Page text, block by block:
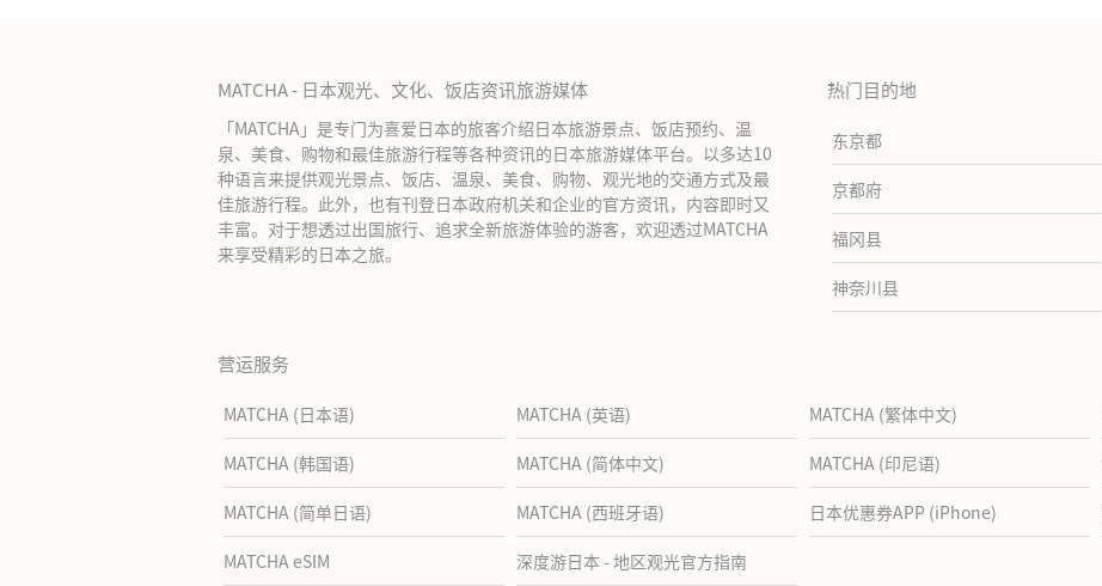
MATCHA - 日本观光、文化、饭店资讯旅游媒体
「MATCHA」是专门为喜爱日本的旅客介绍日本旅游景点、饭店预约、温
泉、美食、购物和最佳旅游行程等各种资讯的日本旅游媒体平台。以多达10
种语言来提供观光景点、饭店、温泉、美食、购物、观光地的交通方式及最
佳旅游行程。此外，也有刊登日本政府机关和企业的官方资讯，内容即时又
丰富。对于想透过出国旅行、追求全新旅游体验的游客，欢迎透过MATCHA
来享受精彩的日本之旅。
热门目的地
东京都
京都府
福冈县
神奈川县
营运服务
MATCHA (日本语) MATCHA (英语) MATCHA (繁体中文)
MATCHA (韩国语) MATCHA (简体中文) MATCHA (印尼语)
MATCHA (简单日语) MATCHA (西班牙语) 日本优惠券APP (iPhone)
MATCHA eSIM 深度游日本 - 地区观光官方指南